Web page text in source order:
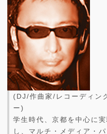
(DJ/作曲家/レコーディン
ー)
学生時代、京都を中心に
し、マルチ・メディア・